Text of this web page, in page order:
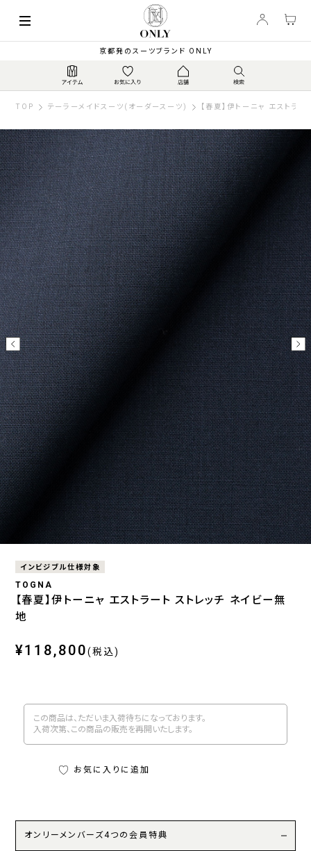
京都発のスーツブランド ONLY
TOP テーラーメイドスーツ(オーダースーツ) 【春夏】伊トーニャ エストラ
インビジブル仕様対象
TOGNA
【春夏】伊トーニャ エストラート ストレッチ ネイビー無
地
¥118,800(税込)
この商品は、ただいま入荷待ちになっております。
入荷次第、この商品の販売を再開いたします。
お気に入りに追加
オンリーメンバーズ4つの会員特典